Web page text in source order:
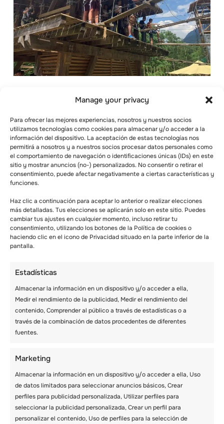
Manage your privacy
Para ofrecer las mejores experiencias, nosotros y nuestros socios
utilizamos tecnologías como cookies para almacenar y/o acceder a la
información del dispositivo. La aceptación de estas tecnologías nos
permitirá a nosotros y a nuestros socios procesar datos personales como
el comportamiento de navegación o identificaciones únicas (IDs) en este
sitio y mostrar anuncios (no-) personalizados. No consentir o retirar el
consentimiento, puede afectar negativamente a ciertas características y
funciones.
Haz clic a continuación para aceptar lo anterior o realizar elecciones
más detalladas. Tus elecciones se aplicarán solo en este sitio. Puedes
cambiar tus ajustes en cualquier momento, incluso retirar tu
consentimiento, utilizando los botones de la Política de cookies o
haciendo clic en el icono de Privacidad situado en la parte inferior de la
pantalla.
Estadísticas
Almacenar la información en un dispositivo y/o acceder a ella,
Medir el rendimiento de la publicidad, Medir el rendimiento del
contenido, Comprender al público a través de estadísticas o a
través de la combinación de datos procedentes de diferentes
fuentes.
Marketing
Almacenar la información en un dispositivo y/o acceder a ella, Uso
de datos limitados para seleccionar anuncios básicos, Crear
perfiles para publicidad personalizada, Utilizar perfiles para
seleccionar la publicidad personalizada, Crear un perfil para
personalizar el contenido, Uso de perfiles para la selección de
Tu presupuesto determinará tu medio de
rápido, podría ser demasiado costoso para el
grupo. Cuando sea posible, considera la
posibilidad de viajar en tren. No sólo es
aventurero, sino también rentable,
especialmente para grupos. Si eliges volar a tu
destino, recuerda que los vuelos pueden ser
costosos dependiendo de la temporada.
Por ejemplo, los vuelos pueden ser caros
durante el medio trimestre en febrero. Por eso,
muchos grupos optan por viajar en autocar,
que resulta más rentable. Si vas a utilizar una
organizarán la recogida y devolución puerta a
puerta. Esto será un cómodo acuerdo para
todo el grupo. Utilizando un autocar, los
estudiantes podrán contemplar los bellos
paisajes del camino.
A veces no habrá nieve en tu destino
preferido . Si eso ocurre, debes tener un plan
alternativo para evitar inconvenientes al
grupo. Investigando a fondo, podrás
comprender cuáles son los meses ideales para
viajar. Puedes consultar a tu agente preferido .